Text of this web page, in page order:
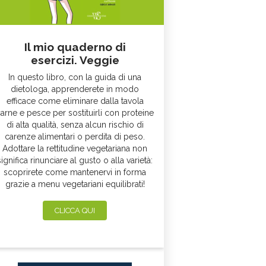
Il mio quaderno di
esercizi. Veggie
In questo libro, con la guida di una
dietologa, apprenderete in modo
efficace come eliminare dalla tavola
e pesce per sostituirli con proteine
di alta qualità, senza alcun rischio di
carenze alimentari o perdita di peso.
Adottare la rettitudine vegetariana non
rinunciare al gusto o alla varietà:
scoprirete come mantenervi in forma
grazie a menu vegetariani equilibrati!
CLICCA QUI